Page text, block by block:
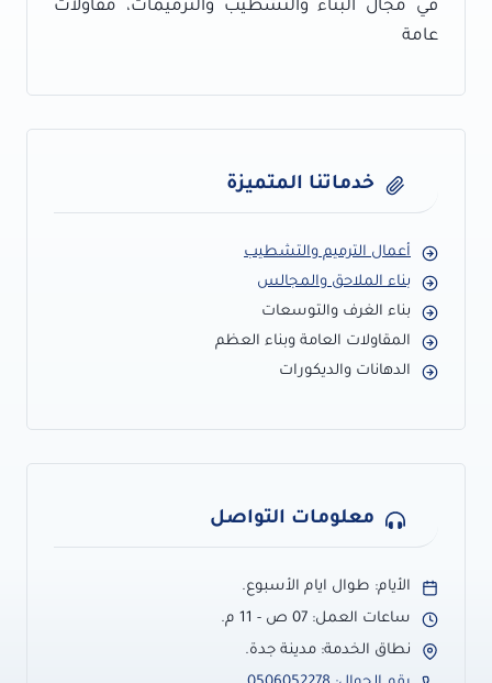
في مجال البناء والتشطيب والترميمات، مقاولات
عامة
خدماتنا المتميزة
أعمال الترميم والتشطيب
بناء الملاحق والمجالس
بناء الغرف والتوسعات
المقاولات العامة وبناء العظم
الدهانات والديكورات
معلومات التواصل
الأيام: طوال ايام الأسبوع.
ساعات العمل: 07 ص - 11 م.
نطاق الخدمة: مدينة جدة.